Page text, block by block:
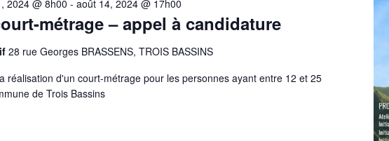
métrage – appel à candidature
2024 @ 8h00 - août 14, 2024 @ 17h00
28 rue Georges BRASSENS, TROIS BASSINS
réalisation d'un court-métrage pour les personnes ayant entre 12 et 25
de Trois Bassins